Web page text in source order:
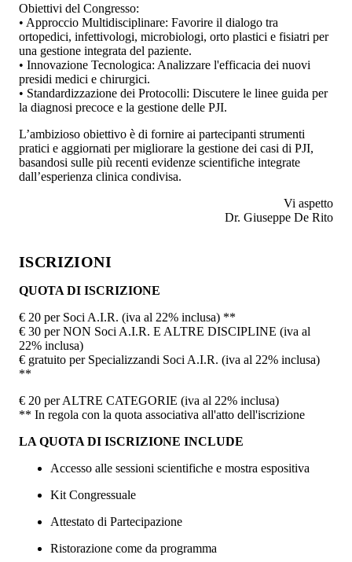
Obiettivi del Congresso:
• Approccio Multidisciplinare: Favorire il dialogo tra
ortopedici, infettivologi, microbiologi, orto plastici e fisiatri per
una gestione integrata del paziente.
• Innovazione Tecnologica: Analizzare l'efficacia dei nuovi
presidi medici e chirurgici.
• Standardizzazione dei Protocolli: Discutere le linee guida per
la diagnosi precoce e la gestione delle PJI.
L’ambizioso obiettivo è di fornire ai partecipanti strumenti
pratici e aggiornati per migliorare la gestione dei casi di PJI,
basandosi sulle più recenti evidenze scientifiche integrate
dall’esperienza clinica condivisa.
Vi aspetto
Dr. Giuseppe De Rito
ISCRIZIONI
QUOTA DI ISCRIZIONE
€ 20 per Soci A.I.R. (iva al 22% inclusa) **
€ 30 per NON Soci A.I.R. E ALTRE DISCIPLINE (iva al
22% inclusa)
€ gratuito per Specializzandi Soci A.I.R. (iva al 22% inclusa)
**
€ 20 per ALTRE CATEGORIE (iva al 22% inclusa)
** In regola con la quota associativa all'atto dell'iscrizione
LA QUOTA DI ISCRIZIONE INCLUDE
Accesso alle sessioni scientifiche e mostra espositiva
Kit Congressuale
Attestato di Partecipazione
Ristorazione come da programma